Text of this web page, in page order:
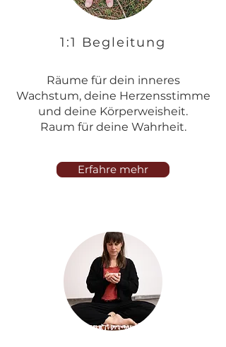
1:1 Begleitung
Räume für dein inneres
Wachstum, deine Herzensstimme
und deine Körperweisheit.
Raum für deine Wahrheit.
Erfahre mehr